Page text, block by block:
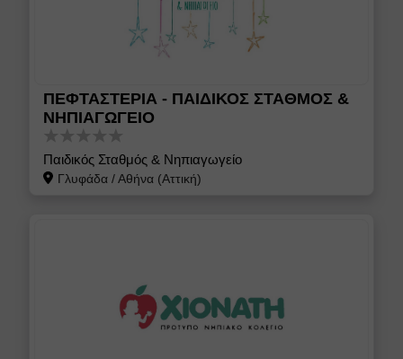
ΠΕΦΤΑΣΤΕΡΙΑ - ΠΑΙΔΙΚΟΣ ΣΤΑΘΜΟΣ &
ΝΗΠΙΑΓΩΓΕΙΟ
Παιδικός Σταθμός & Νηπιαγωγείο
Γλυφάδα/Αθήνα (Αττική)